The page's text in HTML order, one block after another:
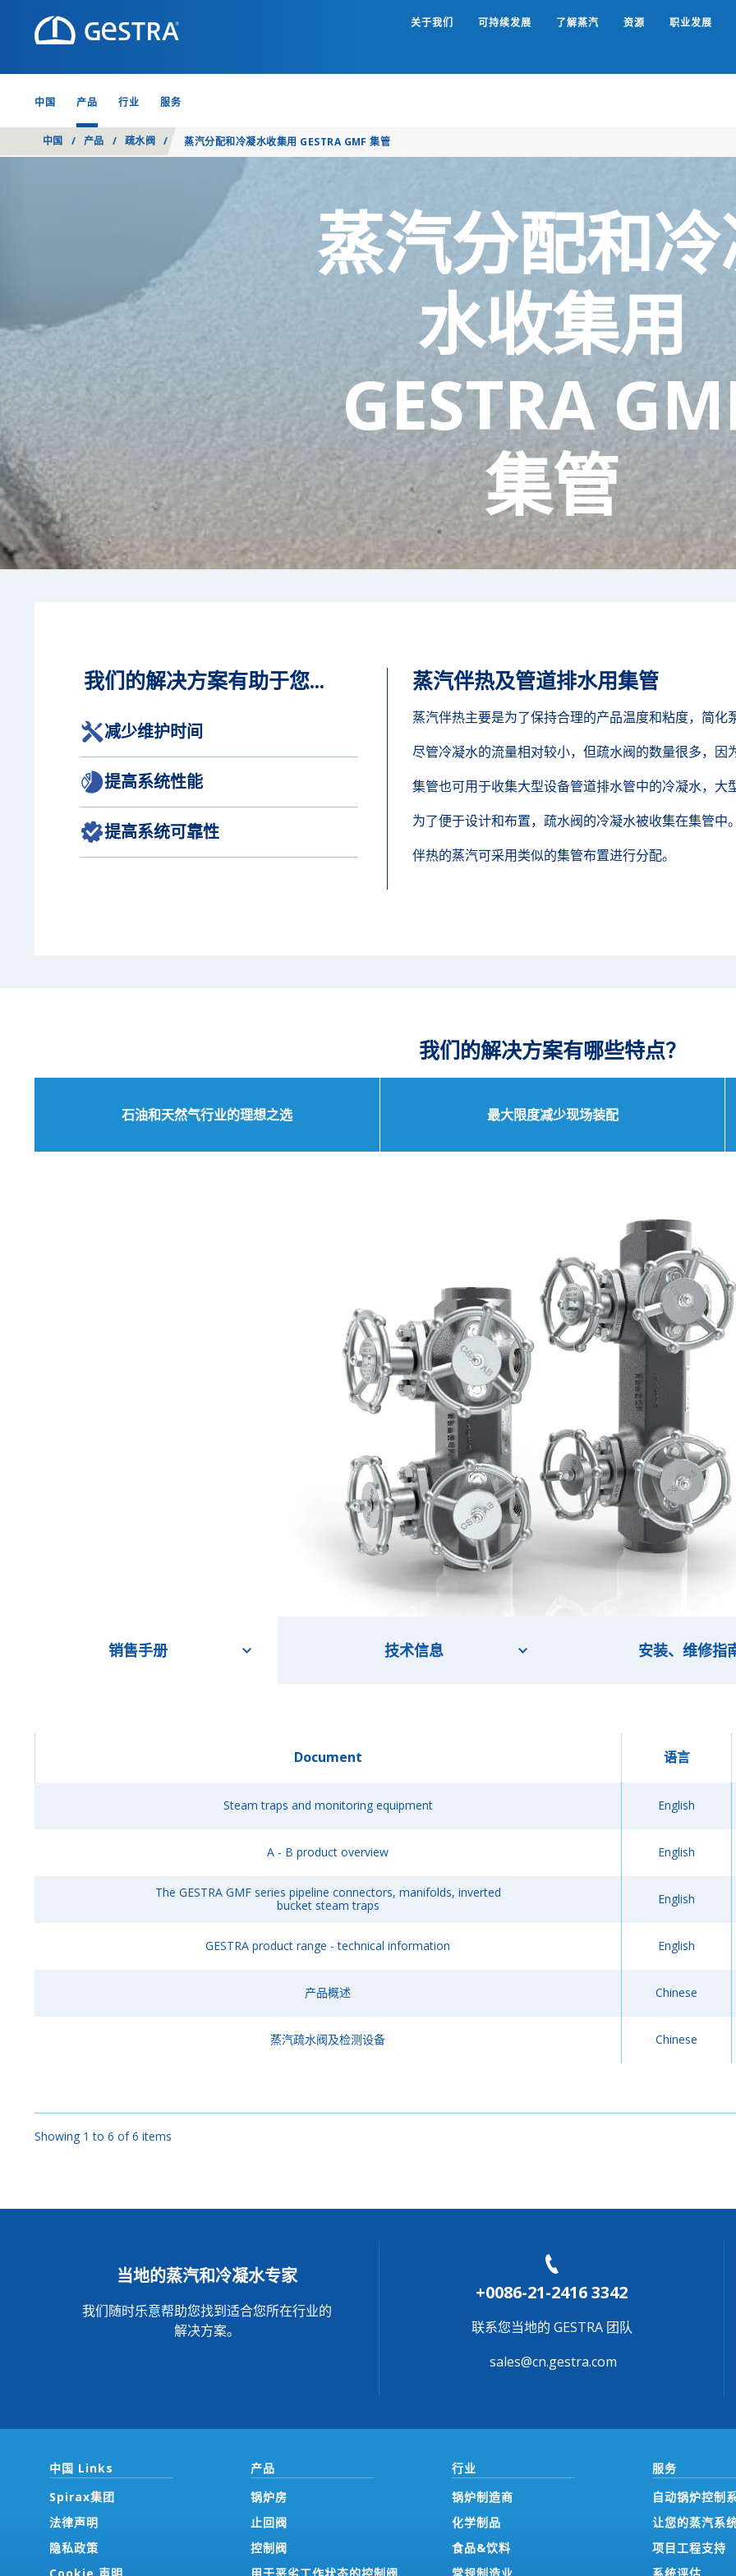
关于我们 可持续发展 了解蒸汽 资源 职业发展
Search
中国 产品 行业 服务
中国 / 产品 / 疏水阀 / 蒸汽分配和冷凝水收集用 GESTRA GMF 集管
蒸汽分配和
水收集用
GESTRA
集管
我们的解决方案有助于您...
减少维护时间
提高系统性能
提高系统可靠性
蒸汽伴热及管道排水用集管
蒸汽伴热主要是为了保持合理的产品温度和粘度，简
尽管冷凝水的流量相对较小，但疏水阀的数量很多，
集管也可用于收集大型设备管道排水管中的冷凝水，
为了便于设计和布置，疏水阀的冷凝水被收集在集管中
伴热的蒸汽可采用类似的集管布置进行分配。
我们的解决方案有哪些特点？
石油和天然气行业的理想之选 最大限度减少现场装配
销售手册 技术信息 安装、维修指
Document 语言
Steam traps and monitoring equipment English
A - B product overview English
The GESTRA GMF series pipeline connectors, manifolds, inverted
bucket steam traps
English
GESTRA product range - technical information English
产品概述 Chinese
蒸汽疏水阀及检测设备 Chinese
Showing 1 to 6 of 6 items
当地的蒸汽和冷凝水专家
我们随时乐意帮助您找到适合您所在行业的
解决方案。
+0086-21-2416 3342
联系您当地的 GESTRA 团队
sales@cn.gestra.com
中国 Links
Spirax集团
法律声明
隐私政策
产品
锅炉房
止回阀
控制阀
行业
锅炉制造商
化学制品
食品&饮料
服务
自动锅炉控制
让您的蒸汽系
项目工程支持